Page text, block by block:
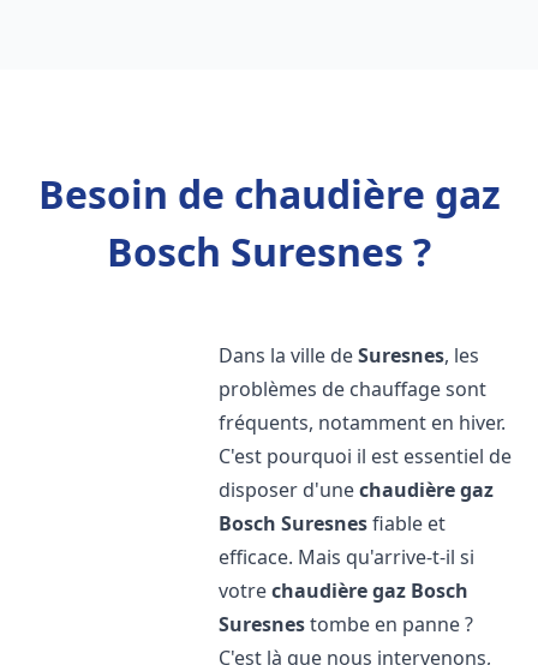
Besoin de chaudière gaz
Bosch Suresnes ?
Dans la ville deSuresnes, les
problèmes de chauffage sont
fréquents, notamment en hiver.
C'est pourquoi il est essentiel de
disposer d'unechaudière gaz
Bosch Suresnesfiable et
efficace. Mais qu'arrive-t-il si
votrechaudière gaz Bosch
Suresnestombe en panne ?
C'est là que nous intervenons,